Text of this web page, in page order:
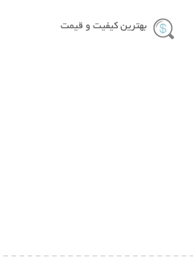
بهترین کیفیت و قیمت